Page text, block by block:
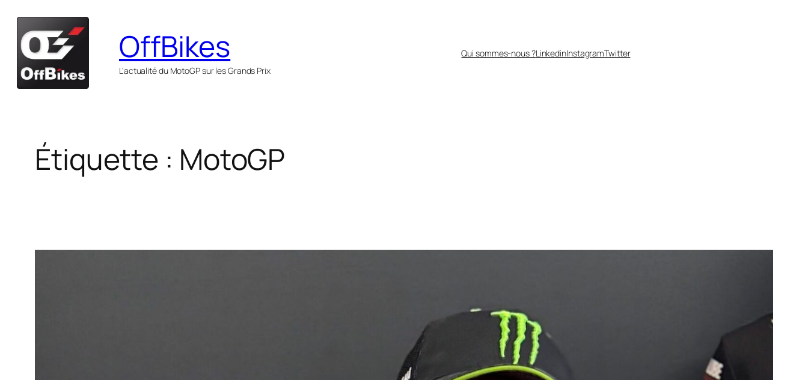
Aller
contenu
OffBikes
L'actualité du MotoGP sur les Grands Prix
Qui sommes-nous ?LinkedinInstagramTwitter
Étiquette : MotoGP